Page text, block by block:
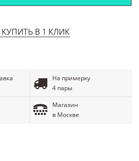
КУПИТЬ В 1 КЛИК
На примерку
4 пары
Магазин
в Москве